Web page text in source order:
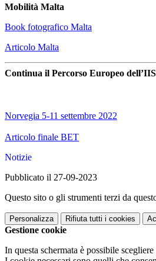
Mobilità Malta
Book fotografico Malta
Articolo Malta
Continua il Percorso Europeo
Norvegia 5-11 settembre 2022
Articolo finale BET
Notizie
Pubblicato il 27-09-2023
Questo sito o gli strumenti terzi da
Personalizza Rifiuta tutti i cookies
Gestione cookie
In questa schermata è possibile